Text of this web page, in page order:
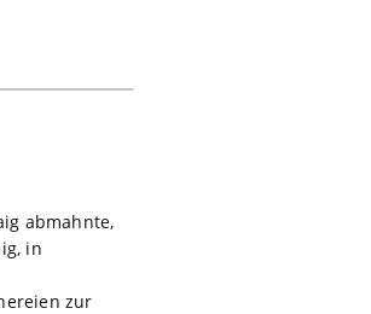
abmahnte,
in
zur